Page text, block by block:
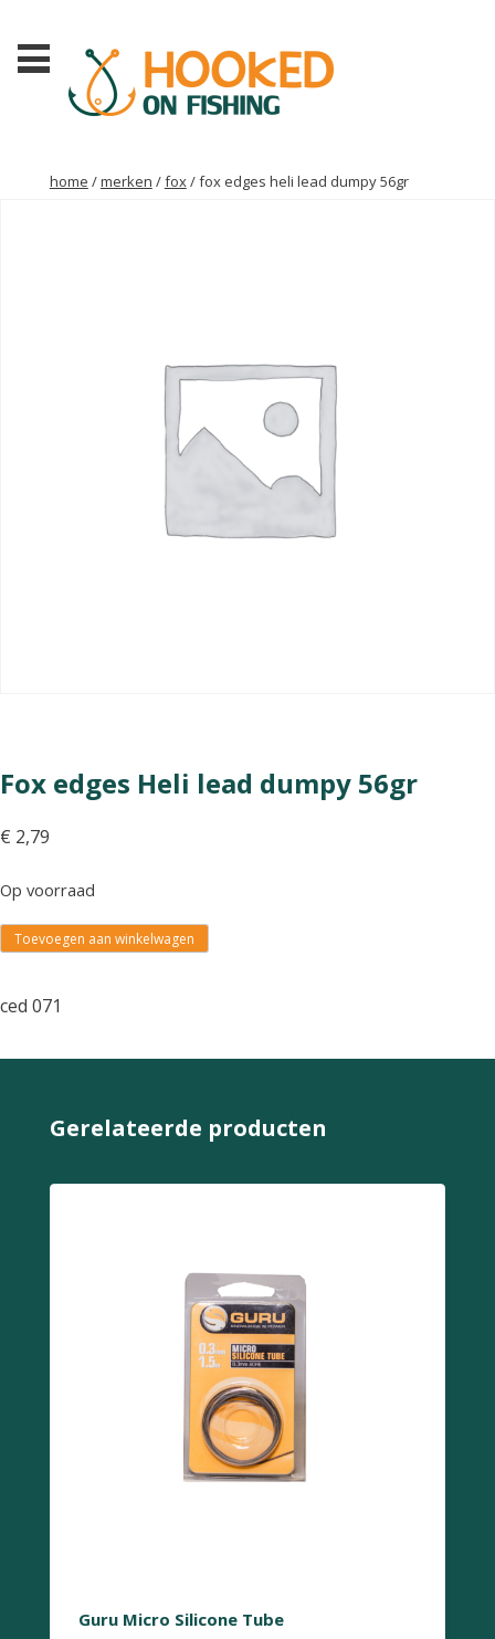
home /merken /fox/ fox edges heli lead dumpy 56gr
Fox edges Heli lead dumpy 56gr
€ 2,79
Op voorraad
Toevoegen aan winkelwagen
ced 071
Gerelateerde producten
Guru Micro Silicone Tube